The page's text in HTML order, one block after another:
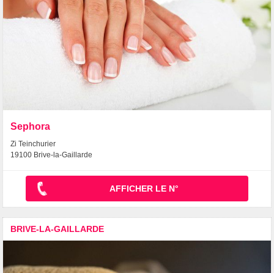
Sephora
Zi Teinchurier
19100 Brive-la-Gaillarde
AFFICHER LE N°
BRIVE-LA-GAILLARDE